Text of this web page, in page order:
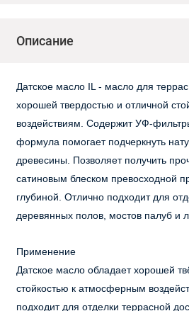
Описание
Датское масло IL - масло для
хорошей твердостью и отличной
воздействиям. Содержит УФ-
формула помогает подчеркнуть
древесины. Позволяет получить
сатиновым блеском превосходной
глубиной. Отлично подходит для
деревянных полов, мостов палуб и
Применение
Датское масло обладает хорошей
стойкостью к атмосферным
подходит для отделки террасной